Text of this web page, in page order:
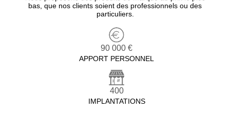
bas, que nos clients soient des professionnels ou des
particuliers.
90 000 €
APPORT PERSONNEL
400
IMPLANTATIONS